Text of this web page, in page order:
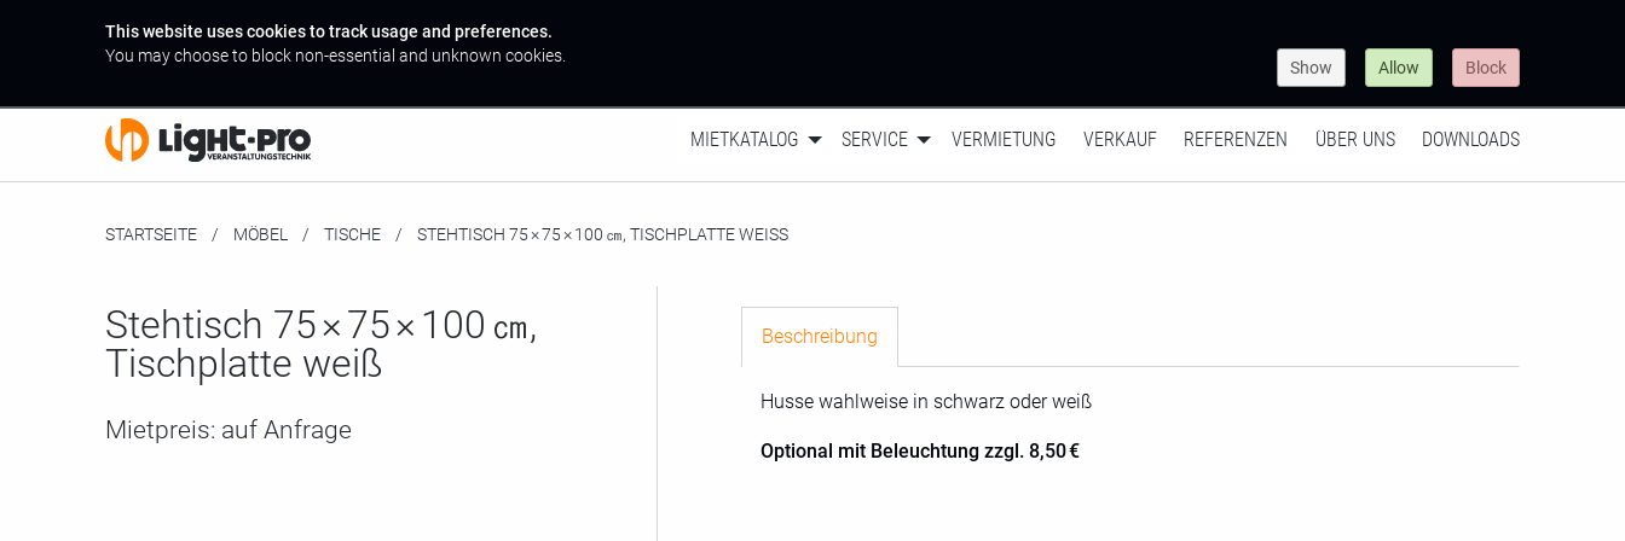
This website uses cookies to track usage and preferences.
You may choose to block non-essential and unknown cookies.
Show Allow Block
MIETKATALOG SERVICE VERMIETUNG VERKAUF REFERENZEN ÜBER UNS DOWNLOADS
STARTSEITE MÖBEL TISCHE MOMENTAN:
STEHTISCH 75 × 75 × 100 ㎝, TISCHPLATTE WEISS
Stehtisch 75 × 75 × 100 ㎝,
Tischplatte weiß
Mietpreis: auf Anfrage
Beschreibung
Husse wahlweise in schwarz oder weiß
Optional mit Beleuchtung zzgl. 8,50 €